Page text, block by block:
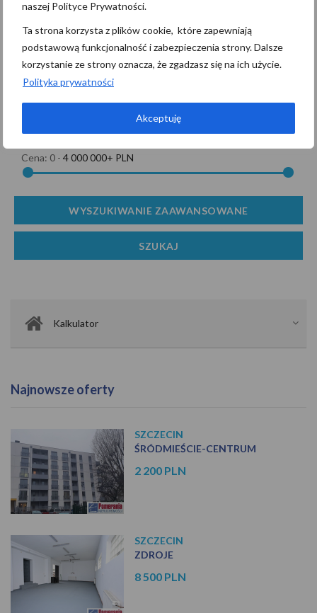
naszej Polityce Prywatności.
Ta strona korzysta z plików cookie, które zapewniają
podstawową funkcjonalność i zabezpieczenia strony. Dalsze
korzystanie ze strony oznacza, że zgadzasz się na ich użycie.
Polityka prywatności
Akceptuję
MIESZKANIE
Cena: 0 - 4 000 000+ PLN
Kalkulator
Najnowsze oferty
SZCZECIN
ŚRÓDMIEŚCIE-CENTRUM
2 200 PLN
SZCZECIN
ZDROJE
8 500 PLN